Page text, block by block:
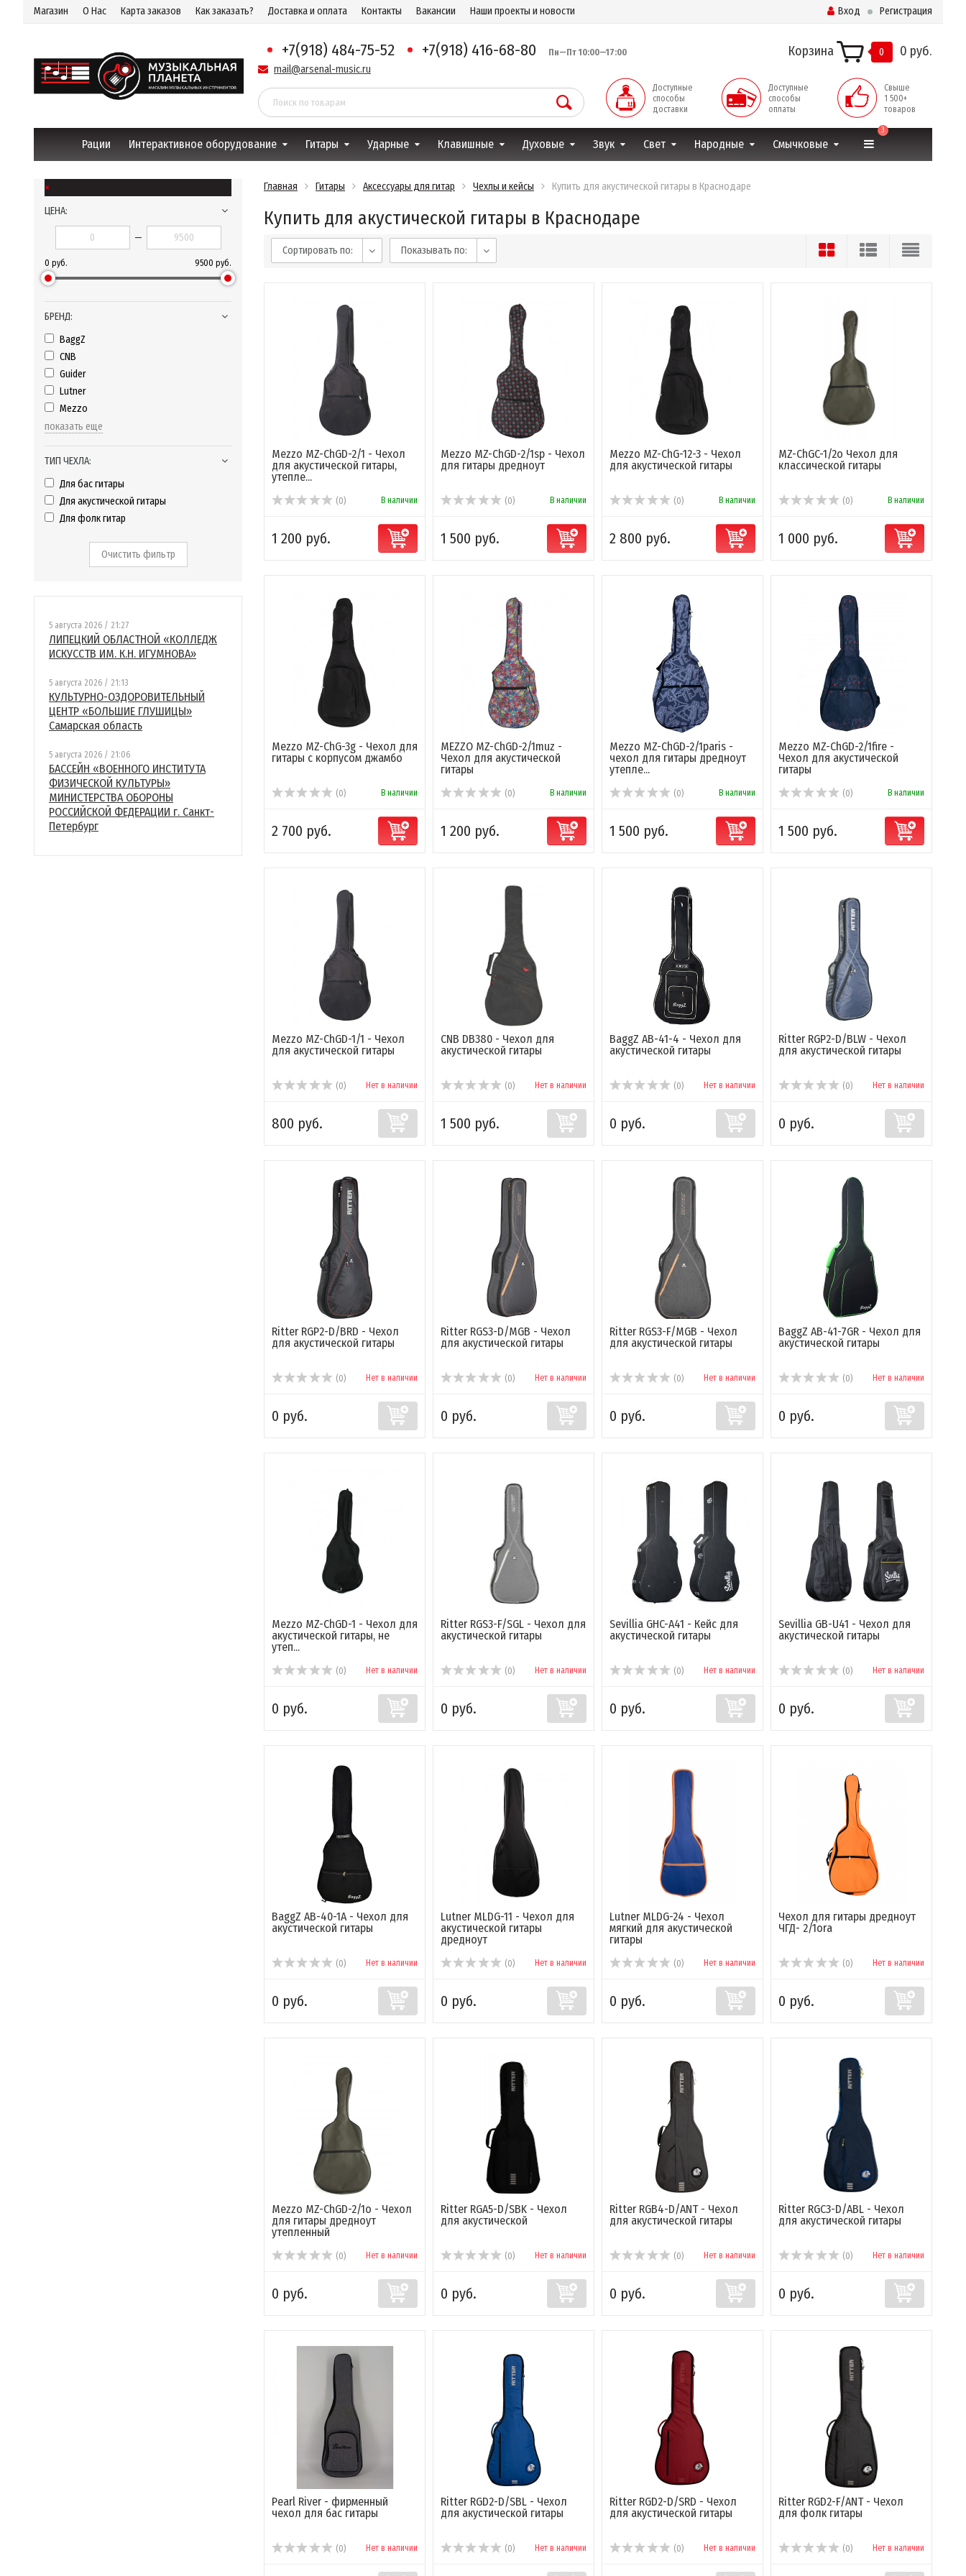
Магазин О Нас Карта заказов Как заказать? Доставка и оплата Контакты Вакансии Наши проекты и новости Вход Регистрация
+7(918) 484-75-52 +7(918) 416-68-80 Пн—Пт 10:00—17:00
mail@arsenal-music.ru
Корзина 0 0 руб.
Доступные
способы
доставки
Доступные
способы
оплаты
Свыше
1 500+
товаров
Рации Интерактивное оборудование Гитары Ударные Клавишные Духовые Звук Свет Народные Смычковые
3
×
ЦЕНА:
—
0 руб. 9500 руб.
БРЕНД:
BaggZ
CNB
Guider
Lutner
Mezzo
показать еще
ТИП ЧЕХЛА:
Для бас гитары
Для акустической гитары
Для фолк гитар
Очистить фильтр
5 августа 2026 / 21:27
ЛИПЕЦКИЙ ОБЛАСТНОЙ «КОЛЛЕДЖ
ИСКУССТВ ИМ. К.Н. ИГУМНОВА»
5 августа 2026 / 21:13
КУЛЬТУРНО-ОЗДОРОВИТЕЛЬНЫЙ
ЦЕНТР «БОЛЬШИЕ ГЛУШИЦЫ»
Самарская область
5 августа 2026 / 21:06
БАССЕЙН «ВОЕННОГО ИНСТИТУТА
ФИЗИЧЕСКОЙ КУЛЬТУРЫ»
МИНИСТЕРСТВА ОБОРОНЫ
РОССИЙСКОЙ ФЕДЕРАЦИИ г. Санкт-
Петербург
Главная Гитары Аксессуары для гитар Чехлы и кейсы Купить для акустической гитары в Краснодаре
Купить для акустической гитары в Краснодаре
Сортировать по: Показывать по:
Mezzo MZ-ChGD-2/1 - Чехол
для акустической гитары,
утепле...
(0) В наличии
1 200 руб.
Mezzo MZ-ChGD-2/1sp - Чехол
для гитары дредноут
(0) В наличии
1 500 руб.
Mezzo MZ-ChG-12-3 - Чехол
для акустической гитары
(0) В наличии
2 800 руб.
MZ-ChGC-1/2o Чехол для
классической гитары
(0) В наличии
1 000 руб.
Mezzo MZ-ChG-3g - Чехол для
гитары с корпусом джамбо
(0) В наличии
2 700 руб.
MEZZO MZ-ChGD-2/1muz -
Чехол для акустической
гитары
(0) В наличии
1 200 руб.
Mezzo MZ-ChGD-2/1paris -
чехол для гитары дредноут
утепле...
(0) В наличии
1 500 руб.
Mezzo MZ-ChGD-2/1fire -
Чехол для акустической
гитары
(0) В наличии
1 500 руб.
Mezzo MZ-ChGD-1/1 - Чехол
для акустической гитары
(0) Нет в наличии
800 руб.
CNB DB380 - Чехол для
акустической гитары
(0) Нет в наличии
1 500 руб.
BaggZ AB-41-4 - Чехол для
акустической гитары
(0) Нет в наличии
0 руб.
Ritter RGP2-D/BLW - Чехол
для акустической гитары
(0) Нет в наличии
0 руб.
Ritter RGP2-D/BRD - Чехол
для акустической гитары
(0) Нет в наличии
0 руб.
Ritter RGS3-D/MGB - Чехол
для акустической гитары
(0) Нет в наличии
0 руб.
Ritter RGS3-F/MGB - Чехол
для акустической гитары
(0) Нет в наличии
0 руб.
BaggZ AB-41-7GR - Чехол для
акустической гитары
(0) Нет в наличии
0 руб.
Mezzo MZ-ChGD-1 - Чехол для
акустической гитары, не
утеп...
(0) Нет в наличии
0 руб.
Ritter RGS3-F/SGL - Чехол для
акустической гитары
(0) Нет в наличии
0 руб.
Sevillia GHC-A41 - Кейс для
акустической гитары
(0) Нет в наличии
0 руб.
Sevillia GB-U41 - Чехол для
акустической гитары
(0) Нет в наличии
0 руб.
BaggZ AB-40-1A - Чехол для
акустической гитары
(0) Нет в наличии
0 руб.
Lutner MLDG-11 - Чехол для
акустической гитары
дредноут
(0) Нет в наличии
0 руб.
Lutner MLDG-24 - Чехол
мягкий для акустической
гитары
(0) Нет в наличии
0 руб.
Чехол для гитары дредноут
ЧГД- 2/1ora
(0) Нет в наличии
0 руб.
Mezzo MZ-ChGD-2/1o - Чехол
для гитары дредноут
утепленный
(0) Нет в наличии
0 руб.
Ritter RGA5-D/SBK - Чехол
для акустической
(0) Нет в наличии
0 руб.
Ritter RGB4-D/ANT - Чехол
для акустической гитары
(0) Нет в наличии
0 руб.
Ritter RGC3-D/ABL - Чехол
для акустической гитары
(0) Нет в наличии
0 руб.
Pearl River - фирменный
чехол для бас гитары
(0) Нет в наличии
Ritter RGD2-D/SBL - Чехол
для акустической гитары
(0) Нет в наличии
Ritter RGD2-D/SRD - Чехол
для акустической гитары
(0) Нет в наличии
Ritter RGD2-F/ANT - Чехол
для фолк гитары
(0) Нет в наличии